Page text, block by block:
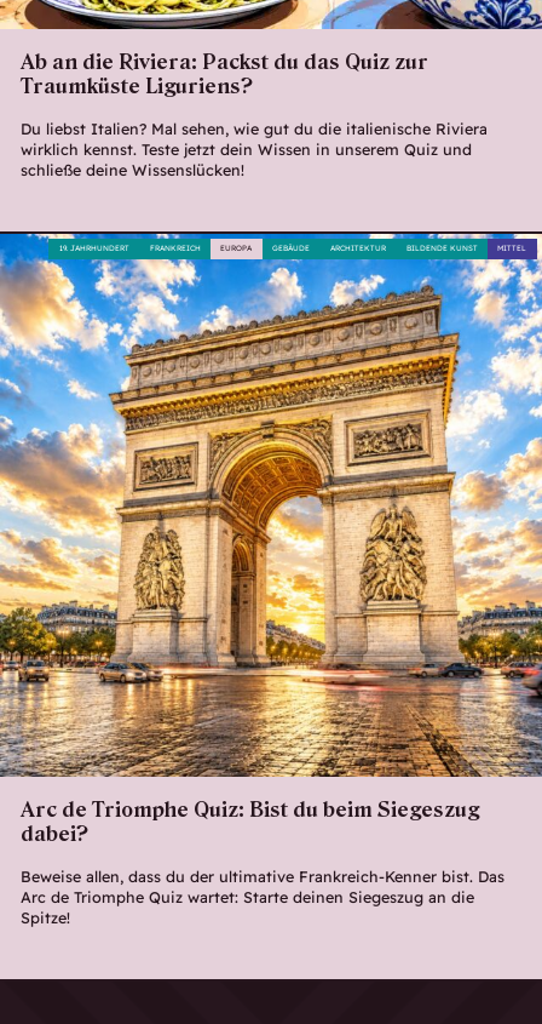
Ab an die Riviera: Packst du das Quiz zur
Traumküste Liguriens?
Du liebst Italien? Mal sehen, wie gut du die italienische Riviera
wirklich kennst. Teste jetzt dein Wissen in unserem Quiz und
schließe deine Wissenslücken!
Arc de Triomphe Quiz: Bist du beim Siegeszug
dabei?
Beweise allen, dass du der ultimative Frankreich-Kenner bist. Das
Arc de Triomphe Quiz wartet: Starte deinen Siegeszug an die
Spitze!
MITTEL
BILDENDE KUNST
ARCHITEKTUR
GEBÄUDE
EUROPA
FRANKREICH
19. JAHRHUNDERT